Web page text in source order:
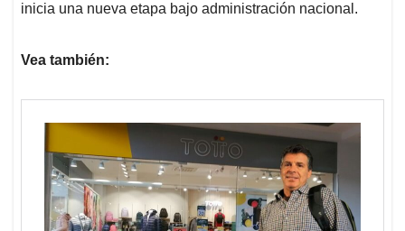
inicia una nueva etapa bajo administración nacional.
Vea también: